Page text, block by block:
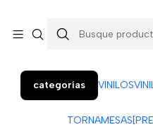
categorías VINILOS
TORNAMESAS